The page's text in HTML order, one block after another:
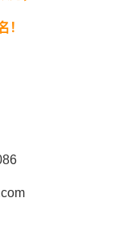
！